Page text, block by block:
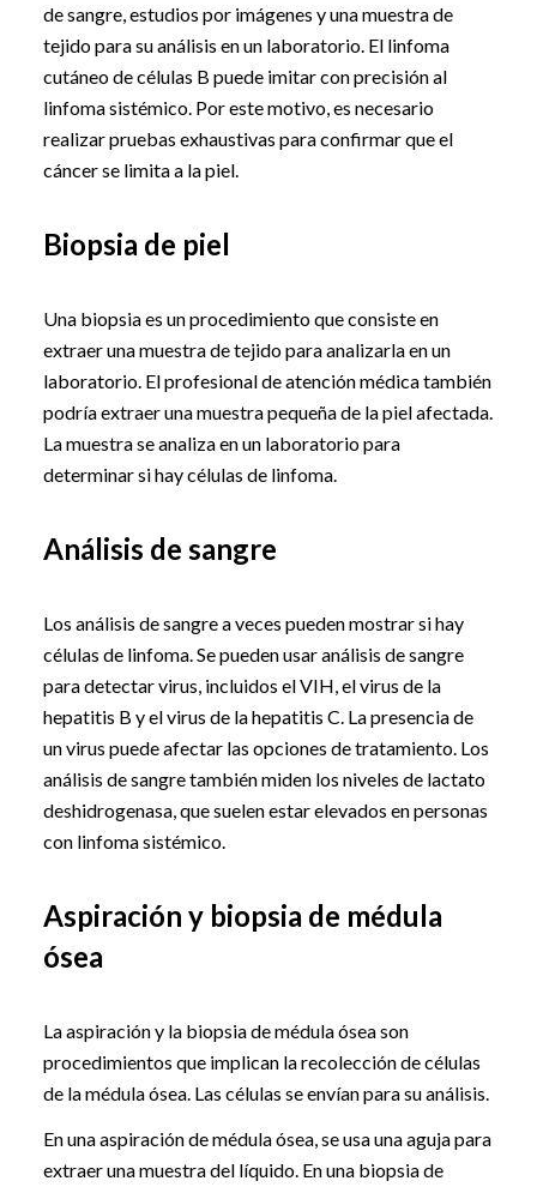
de sangre, estudios por imágenes y una muestra de
tejido para su análisis en un laboratorio. El linfoma
cutáneo de células B puede imitar con precisión al
linfoma sistémico. Por este motivo, es necesario
realizar pruebas exhaustivas para confirmar que el
cáncer se limita a la piel.
Biopsia de piel
Una biopsia es un procedimiento que consiste en
extraer una muestra de tejido para analizarla en un
laboratorio. El profesional de atención médica también
podría extraer una muestra pequeña de la piel afectada.
La muestra se analiza en un laboratorio para
determinar si hay células de linfoma.
Análisis de sangre
Los análisis de sangre a veces pueden mostrar si hay
células de linfoma. Se pueden usar análisis de sangre
para detectar virus, incluidos el VIH, el virus de la
hepatitis B y el virus de la hepatitis C. La presencia de
un virus puede afectar las opciones de tratamiento. Los
análisis de sangre también miden los niveles de lactato
deshidrogenasa, que suelen estar elevados en personas
con linfoma sistémico.
Aspiración y biopsia de médula
ósea
La aspiración y la biopsia de médula ósea son
procedimientos que implican la recolección de células
de la médula ósea. Las células se envían para su análisis.
En una aspiración de médula ósea, se usa una aguja para
extraer una muestra del líquido. En una biopsia de